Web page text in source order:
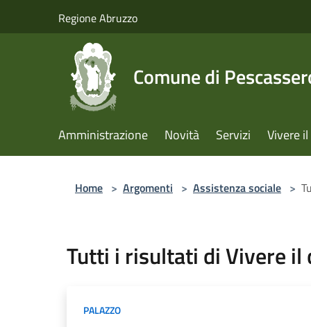
Regione Abruzzo
Comune di
Amministrazione Novità Servizi Vivere
Home > Argomenti > Assistenza sociale >
Tutti i risultati di Vivere il
PALAZZO